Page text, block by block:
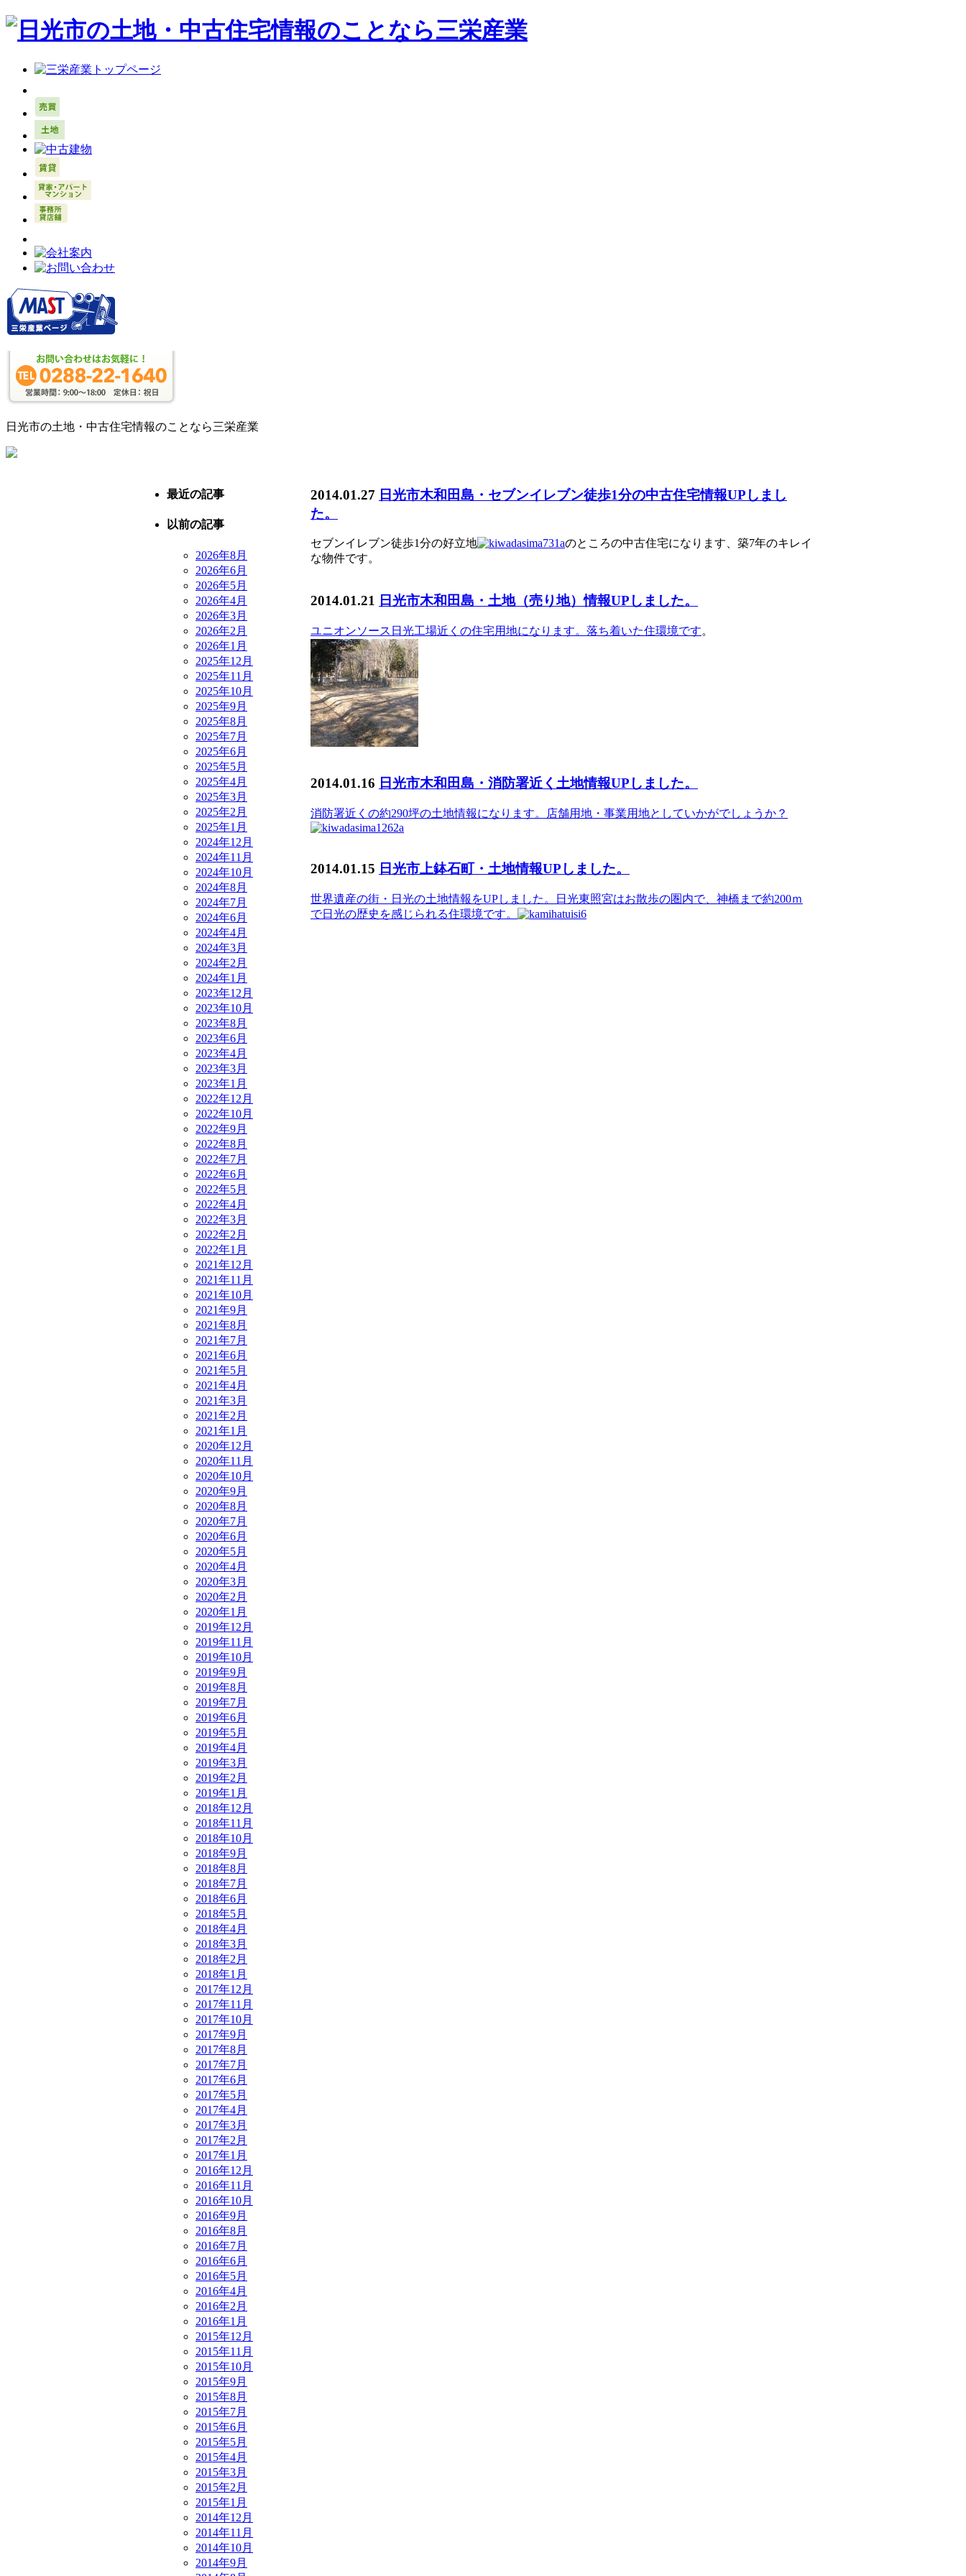
日光市の土地・中古住宅情報のことなら三栄産業
2014.01.27 日光市木和田島・セブンイレブン徒歩1分の中古住宅情報UPしまし
た。
セブンイレブン徒歩1分の好立地
のところの中古住宅になります、築7年のキレイ
な物件です。
2014.01.21 日光市木和田島・土地（売り地）情報UPしました。
ユニオンソース日光工場近くの住宅用地になります。落ち着いた住環境です。
2014.01.16 日光市木和田島・消防署近く土地情報UPしました。
消防署近くの約290坪の土地情報になります。店舗用地・事業用地としていかがでしょうか？
2014.01.15 日光市上鉢石町・土地情報UPしました。
世界遺産の街・日光の土地情報をUPしました。日光東照宮はお散歩の圏内で、神橋まで約200ｍ
で日光の歴史を感じられる住環境です。
最近の記事
以前の記事
2026年8月
2026年6月
2026年5月
2026年4月
2026年3月
2026年2月
2026年1月
2025年12月
2025年11月
2025年10月
2025年9月
2025年8月
2025年7月
2025年6月
2025年5月
2025年4月
2025年3月
2025年2月
2025年1月
2024年12月
2024年11月
2024年10月
2024年8月
2024年7月
2024年6月
2024年4月
2024年3月
2024年2月
2024年1月
2023年12月
2023年10月
2023年8月
2023年6月
2023年4月
2023年3月
2023年1月
2022年12月
2022年10月
2022年9月
2022年8月
2022年7月
2022年6月
2022年5月
2022年4月
2022年3月
2022年2月
2022年1月
2021年12月
2021年11月
2021年10月
2021年9月
2021年8月
2021年7月
2021年6月
2021年5月
2021年4月
2021年3月
2021年2月
2021年1月
2020年12月
2020年11月
2020年10月
2020年9月
2020年8月
2020年7月
2020年6月
2020年5月
2020年4月
2020年3月
2020年2月
2020年1月
2019年12月
2019年11月
2019年10月
2019年9月
2019年8月
2019年7月
2019年6月
2019年5月
2019年4月
2019年3月
2019年2月
2019年1月
2018年12月
2018年11月
2018年10月
2018年9月
2018年8月
2018年7月
2018年6月
2018年5月
2018年4月
2018年3月
2018年2月
2018年1月
2017年12月
2017年11月
2017年10月
2017年9月
2017年8月
2017年7月
2017年6月
2017年5月
2017年4月
2017年3月
2017年2月
2017年1月
2016年12月
2016年11月
2016年10月
2016年9月
2016年8月
2016年7月
2016年6月
2016年5月
2016年4月
2016年2月
2016年1月
2015年12月
2015年11月
2015年10月
2015年9月
2015年8月
2015年7月
2015年6月
2015年5月
2015年4月
2015年3月
2015年2月
2015年1月
2014年12月
2014年11月
2014年10月
2014年9月